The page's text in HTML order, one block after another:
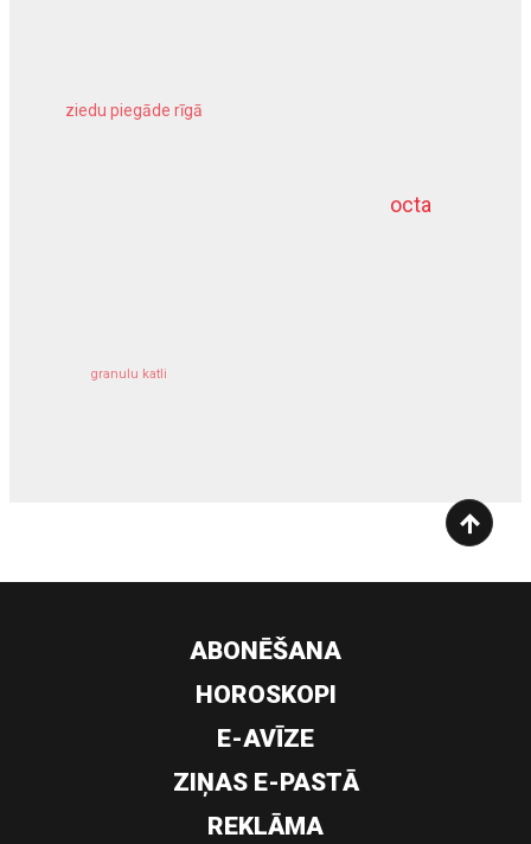
octa
ziedu piegāde rīgā
granulu katli
dziļurbums
ABONĒŠANA
HOROSKOPI
E-AVĪZE
ZIŅAS E-PASTĀ
REKLĀMA